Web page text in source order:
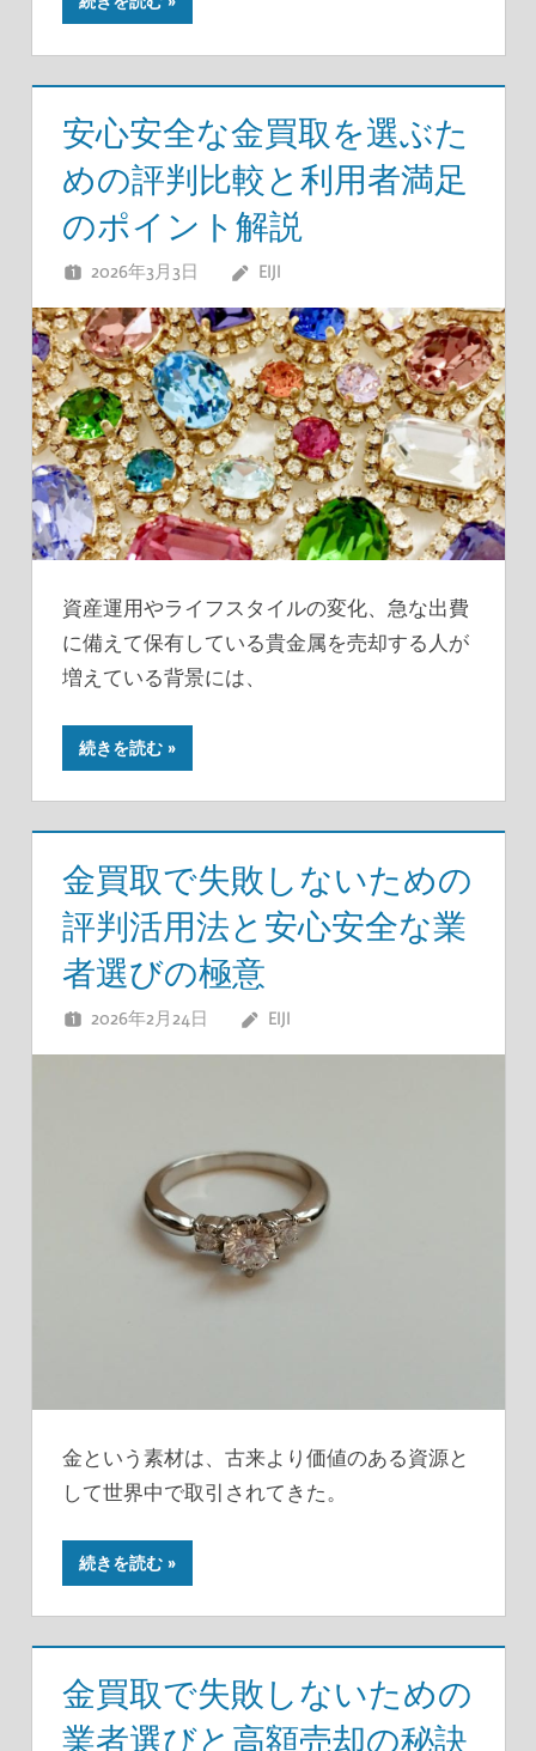
安心安全な金買取を選ぶた
めの評判比較と利用者満足
のポイント解説
2026年3月3日 EIJI
資産運用やライフスタイルの変化、急な出費
に備えて保有している貴金属を売却する人が
増えている背景には、
続きを読む
金買取で失敗しないための
評判活用法と安心安全な業
者選びの極意
2026年2月24日 EIJI
金という素材は、古来より価値のある資源と
して世界中で取引されてきた。
続きを読む
金買取で失敗しないための
業者選びと高額売却の秘訣